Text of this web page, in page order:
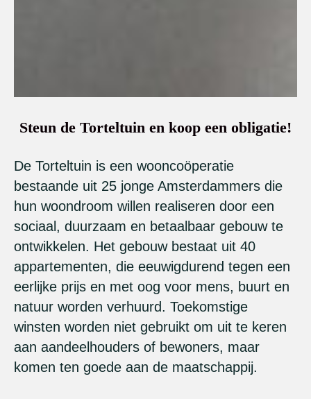
Steun de Torteltuin en koop een obligatie!
De Torteltuin is een wooncoöperatie
bestaande uit 25 jonge Amsterdammers die
hun woondroom willen realiseren door een
sociaal, duurzaam en betaalbaar gebouw te
ontwikkelen. Het gebouw bestaat uit 40
appartementen, die eeuwigdurend tegen een
eerlijke prijs en met oog voor mens, buurt en
natuur worden verhuurd. Toekomstige
winsten worden niet gebruikt om uit te keren
aan aandeelhouders of bewoners, maar
komen ten goede aan de maatschappij.